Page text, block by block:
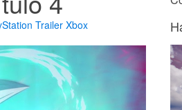
Trailer Xbox